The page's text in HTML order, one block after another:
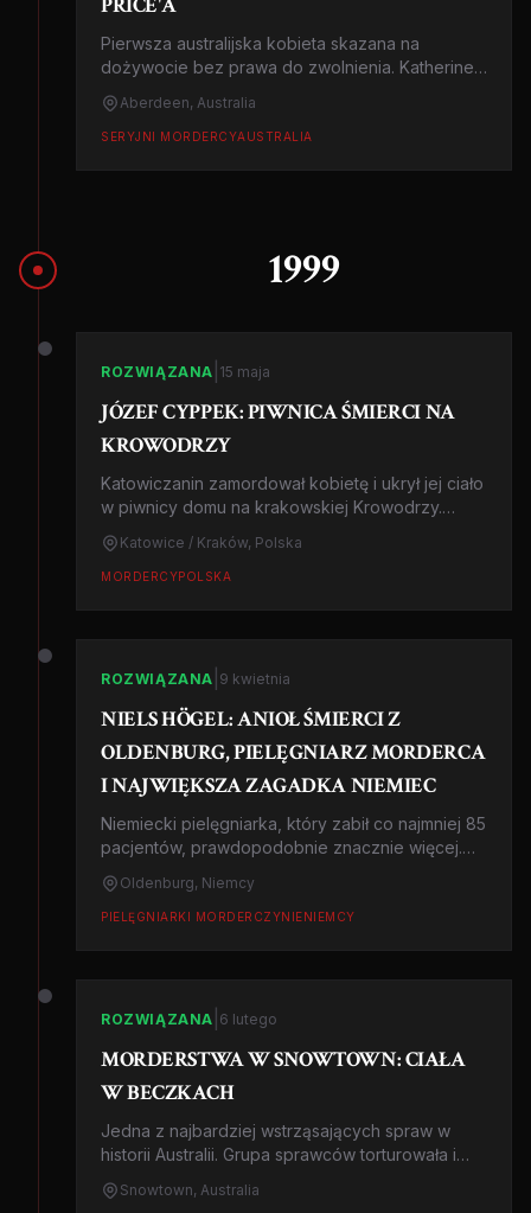
Pierwsza australijska kobieta skazana na
dożywocie bez prawa do zwolnienia. Katherine
Knight, była rzeźniczka, dopuściła się jednego z
najbardziej makabrycznych zabójstw w historii
Australii.
Aberdeen, Australia
SERYJNI MORDERCYAUSTRALIA
1999
ROZWIĄZANA 15 maja
JÓZEF CYPPEK: PIWNICA ŚMIERCI NA
KROWODRZY
Katowiczanin zamordował kobietę i ukrył jej ciało
w piwnicy domu na krakowskiej Krowodrzy.
Areztowany po kilkunastu latach ukrywania
zwłok. Skazany na dożywocie.
Katowice / Kraków, Polska
MORDERCYPOLSKA
ROZWIĄZANA 9 kwietnia
NIELS HÖGEL: ANIOŁ ŚMIERCI Z
OLDENBURG, PIELĘGNIARZ MORDERCA
I NAJWIĘKSZA ZAGADKA NIEMIEC
Niemiecki pielęgniarka, który zabił co najmniej 85
pacjentów, prawdopodobnie znacznie więcej.
przez lata wywoływał zatrzymania akcji serca by
'uratować' ofiary. Największa sprawa seryjnego
mordercy w historii Niemiec po II wojnie
Oldenburg, Niemcy
PIELĘGNIARKI MORDERCZYNIENIEMCY
ROZWIĄZANA 6 lutego
MORDERSTWA W SNOWTOWN: CIAŁA
W BECZKACH
Jedna z najbardziej wstrząsających spraw w
historii Australii. Grupa sprawców torturowała i
zabijała ofiary, przejmowała ich pieniądze i
ukrywała zwłoki w beczkach w opuszczonym
Snowtown, Australia